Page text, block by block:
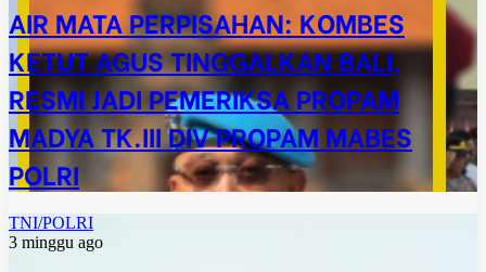
AIR MATA PERPISAHAN: KOMBES
KETUT AGUS TINGGALKAN BALI,
RESMI JADI PEMERIKSA PROPAM
MADYA TK.III DIV PROPAM MABES
POLRI
TNI/POLRI
3 minggu ago